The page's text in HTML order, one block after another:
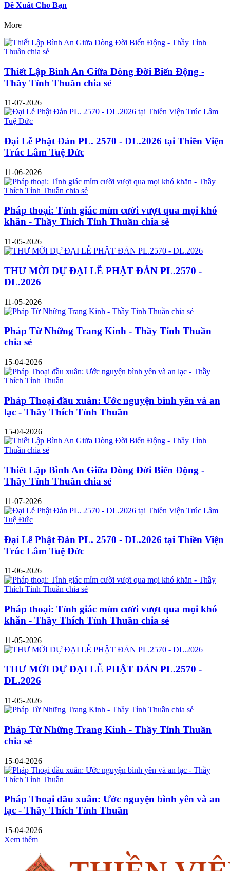
Đề Xuất Cho Bạn
More
Thiết Lập Bình An Giữa Dòng Đời Biến Động -
Thầy Tỉnh Thuần chia sẻ
11-07-2026
Đại Lễ Phật Đản PL. 2570 - DL.2026 tại Thiền Viện
Trúc Lâm Tuệ Đức
11-06-2026
Pháp thoại: Tỉnh giác mỉm cười vượt qua mọi khó
khăn - Thầy Thích Tỉnh Thuần chia sẻ
11-05-2026
THƯ MỜI DỰ ĐẠI LỄ PHẬT ĐẢN PL.2570 -
DL.2026
11-05-2026
Pháp Từ Những Trang Kinh - Thầy Tỉnh Thuần
chia sẻ
15-04-2026
Pháp Thoại đầu xuân: Ước nguyện bình yên và an
lạc - Thầy Thích Tỉnh Thuần
15-04-2026
Thiết Lập Bình An Giữa Dòng Đời Biến Động -
Thầy Tỉnh Thuần chia sẻ
11-07-2026
Đại Lễ Phật Đản PL. 2570 - DL.2026 tại Thiền Viện
Trúc Lâm Tuệ Đức
11-06-2026
Pháp thoại: Tỉnh giác mỉm cười vượt qua mọi khó
khăn - Thầy Thích Tỉnh Thuần chia sẻ
11-05-2026
THƯ MỜI DỰ ĐẠI LỄ PHẬT ĐẢN PL.2570 -
DL.2026
11-05-2026
Pháp Từ Những Trang Kinh - Thầy Tỉnh Thuần
chia sẻ
15-04-2026
Pháp Thoại đầu xuân: Ước nguyện bình yên và an
lạc - Thầy Thích Tỉnh Thuần
15-04-2026
Xem thêm